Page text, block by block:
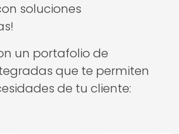
soluciones
un portafolio de
que te permiten
de tu cliente: